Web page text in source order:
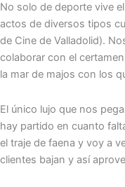
No solo de deporte vive
actos de diversos tipos
de Cine de Valladolid).
colaborar con el
la mar de majos con los
El único lujo que nos
hay partido en cuanto
el traje de faena y voy a
clientes bajan y así